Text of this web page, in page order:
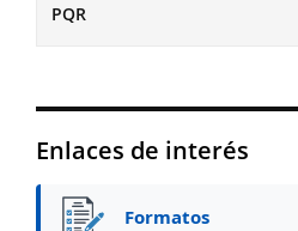
PQR
Enlaces de interés
Formatos